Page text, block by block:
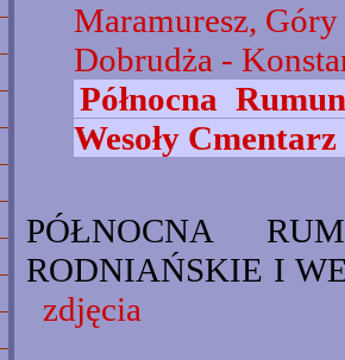
Maramuresz,
Dobrudża -
Północna
Wesoły
PÓŁNOCNA
RODNIAŃSKIE I
zdjęcia